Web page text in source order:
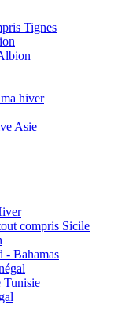
Tignes
hiver
Asie
compris Sicile
- Bahamas
Tunisie